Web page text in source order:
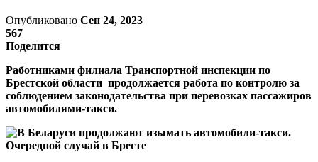
Опубликовано Сен 24, 2023
567
Поделится
Работниками филиала Транспортной инспекции по
Брестской области продолжается работа по контролю за
соблюдением законодательства при перевозках пассажиров
автомобилями-такси.